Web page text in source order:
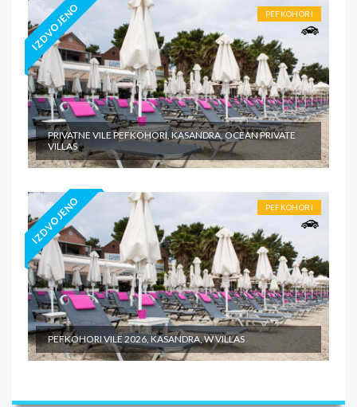
IZDVOJENO PEFKOHORI
PRIVATNE VILE PEFKOHORI, KASANDRA, OCEAN PRIVATE
VILLAS
IZDVOJENO PEFKOHORI
PEFKOHORI VILE 2026, KASANDRA, W VILLAS